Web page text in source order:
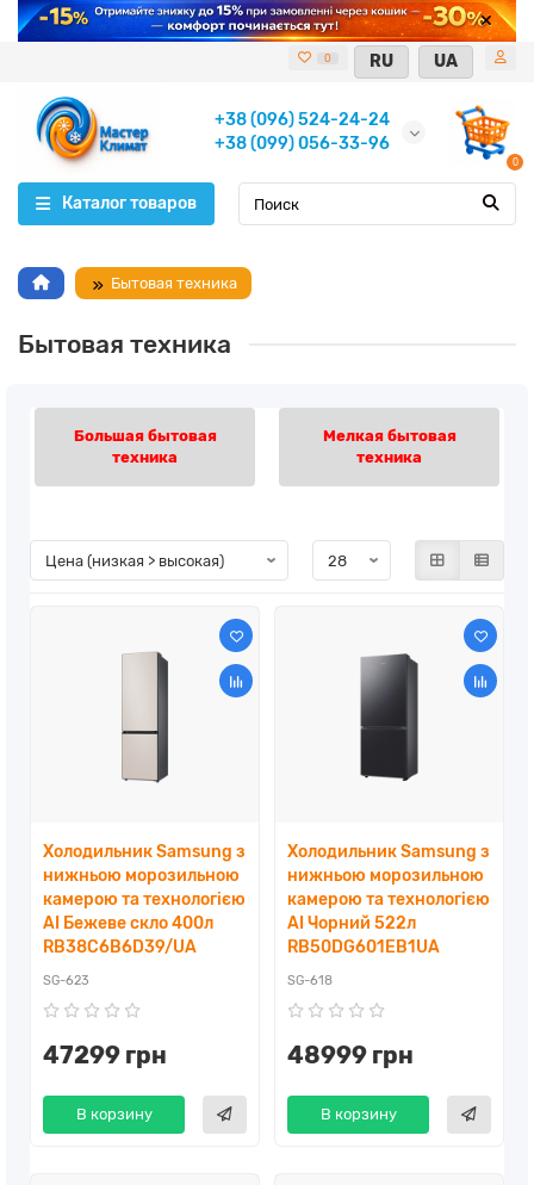
0 RU UA
+38 (096) 524-24-24
+38 (099) 056-33-96
0
Каталог товаров
Бытовая техника
Бытовая техника
Большая бытовая
техника
Мелкая бытовая
техника
Холодильник Samsung з
нижньою морозильною
камерою та технологією
AI Бежеве скло 400л
RB38C6B6D39/UA
SG-623
47299 грн
В корзину
Холодильник Samsung з
нижньою морозильною
камерою та технологією
AI Чорний 522л
RB50DG601EB1UA
SG-618
48999 грн
В корзину